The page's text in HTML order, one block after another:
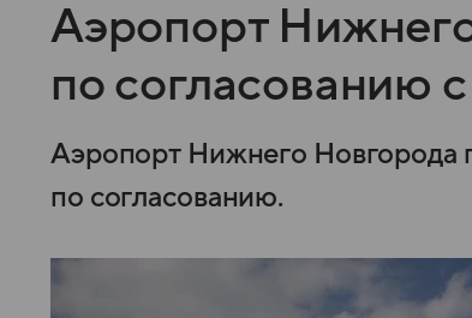
Аэропорт
по согласованию
Аэропорт Нижнего Новгорода
по согласованию.